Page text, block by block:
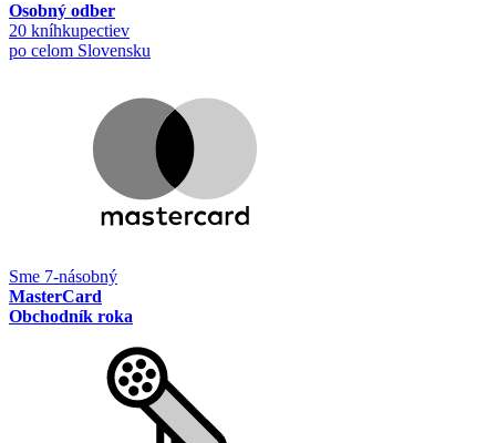
Osobný odber
20 kníhkupectiev
po celom Slovensku
Sme 7-násobný
MasterCard
Obchodník roka